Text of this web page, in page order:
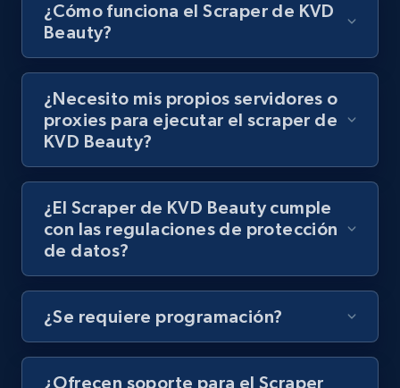
8.1K+
Amazon Reviews
URL, Product name, Product rating, Product
Author name, Asin, and more.
7.4K+ 872+ Prueba gratuita
TikTok - Posts
URL, Post id, Description, Create time, Digg
count, and more.
¿Cómo funciona el Scraper de KVD
Beauty?
¿Necesito mis propios servidores o
proxies para ejecutar el scraper de
KVD Beauty?
¿El Scraper de KVD Beauty cumple
con las regulaciones de protección
de datos?
¿Se requiere programación?
¿Ofrecen soporte para el Scraper